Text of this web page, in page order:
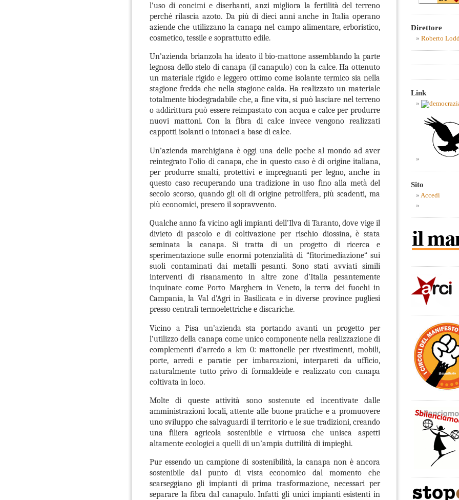
l’uso di concimi e diserbanti, anzi migliora la fertilità del terreno
perché rilascia azoto. Da più di dieci anni anche in Italia operano
aziende che utilizzano la canapa nel campo alimentare, erboristico,
cosmetico, tessile e soprattutto edile.
Un’azienda brianzola ha ideato il bio-mattone assemblando la parte
legnosa dello stelo di canapa (il canapulo) con la calce. Ha ottenuto
un materiale rigido e leggero ottimo come isolante termico sia nella
stagione fredda che nella stagione calda. Ha realizzato un materiale
totalmente biodegradabile che, a fine vita, si può lasciare nel terreno
o addirittura può essere reimpastato con acqua e calce per produrre
nuovi mattoni. Con la fibra di calce invece vengono realizzati
cappotti isolanti o intonaci a base di calce.
Un’azienda marchigiana è oggi una delle poche al mondo ad aver
reintegrato l’olio di canapa, che in questo caso è di origine italiana,
per produrre smalti, protettivi e impregnanti per legno, anche in
questo caso recuperando una tradizione in uso fino alla metà del
secolo scorso, quando gli oli di origine petrolifera, più scadenti, ma
più economici, presero il sopravvento.
Qualche anno fa vicino agli impianti dell’Ilva di Taranto, dove vige il
divieto di pascolo e di coltivazione per rischio diossina, è stata
seminata la canapa. Si tratta di un progetto di ricerca e
sperimentazione sulle enormi potenzialità di “fitorimediazione“ sui
suoli contaminati dai metalli pesanti. Sono stati avviati simili
interventi di risanamento in altre zone d’Italia pesantemente
inquinate come Porto Marghera in Veneto, la terra dei fuochi in
Campania, la Val d’Agri in Basilicata e in diverse province pugliesi
presso centrali termoelettriche e discariche.
Vicino a Pisa un’azienda sta portando avanti un progetto per
l’utilizzo della canapa come unico componente nella realizzazione di
complementi d’arredo a km 0: mattonelle per rivestimenti, mobili,
porte, arredi e paratie per imbarcazioni, interpareti da ufficio,
naturalmente tutto privo di formaldeide e realizzato con canapa
coltivata in loco.
Molte di queste attività sono sostenute ed incentivate dalle
amministrazioni locali, attente alle buone pratiche e a promuovere
uno sviluppo che salvaguardi il territorio e le sue tradizioni, creando
una filiera agricola sostenibile e virtuosa che unisca aspetti
altamente ecologici a quelli di un’ampia duttilità di impieghi.
Pur essendo un campione di sostenibilità, la canapa non è ancora
sostenibile dal punto di vista economico dal momento che
scarseggiano gli impianti di prima trasformazione, necessari per
separare la fibra dal canapulo. Infatti gli unici impianti esistenti in
Direttore
Roberto
Link
Sito
Accedi